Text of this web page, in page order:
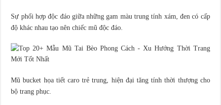
Sự phối hợp độc đáo giữa những gam màu trung tính xám, đen có cấp
độ khác nhau tạo nên chiếc mũ độc đáo.
Mũ bucket họa tiết caro trẻ trung, hiện đại tăng tính thời thượng cho
bộ trang phục.